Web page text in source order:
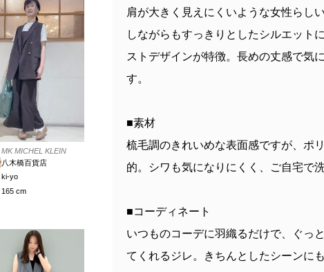
MK MICHEL KLEIN
八木橋百貨店
ki-yo
165 cm
肩が大きく見えにくいような女性らし
しながらもすっきりとしたシルエット
ストデザインが特徴。長めの丈感で気
す。
■素材
梳毛調のきれいめな表面感ですが、ポ
的。シワも気になりにくく、ご自宅で
■コーディネート
いつものコーデに羽織るだけで、ぐっ
てくれるジレ。きちんとしたシーンに